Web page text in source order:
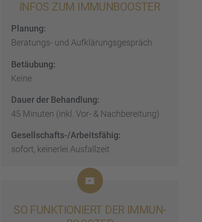
INFOS ZUM IMMUN­BOOS­TER
Planung:
Beratungs- und Aufklä­rungs­ge­spräch
Betäu­bung:
Keine
Dauer der Behand­lung:
45 Minuten (inkl. Vor- & Nachbe­rei­tung)
Gesell­schafts-/Arbeits­fä­hig:
sofort, keiner­lei Ausfall­zeit
SO FUNKTIO­NIERT DER IMMUN­